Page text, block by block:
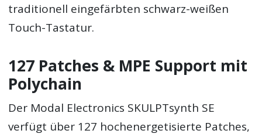
traditionell eingefärbten schwarz-weißen
Touch-Tastatur.
127 Patches & MPE Support mit
Polychain
Der Modal Electronics SKULPTsynth SE
verfügt über 127 hochenergetisierte Patches,